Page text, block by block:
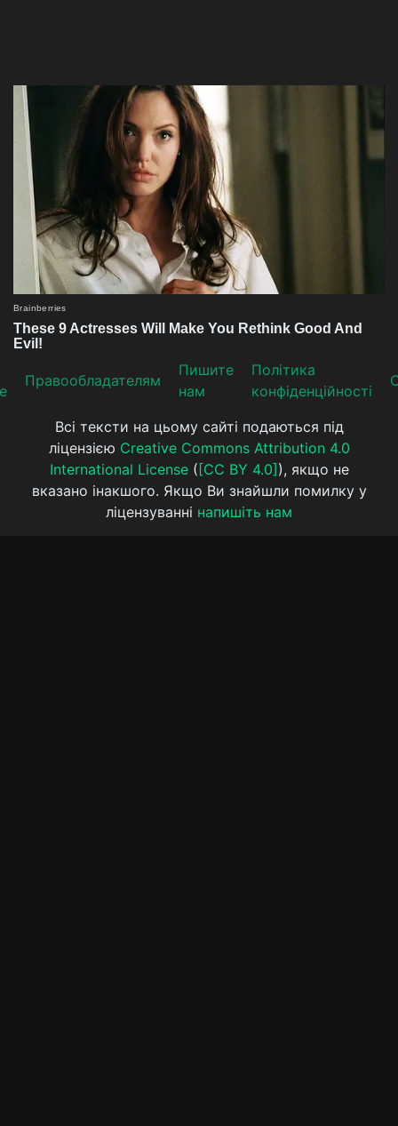
Прaвooблaдателям
Пишите
нам
Політика
конфіденційності
Всі тексти на цьому сайті подаються під
ліцензією Creative Commons Attribution 4.0
International License( [CC BY 4.0] ), якщо не
вказано інакшого. Якщо Ви знайшли помилку у
ліцензуванні напишіть нам